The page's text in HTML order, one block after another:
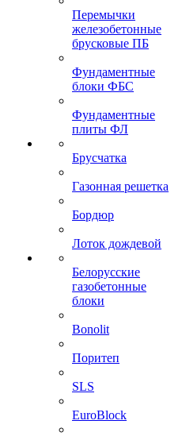
Перемычки
железобетонные
брусковые ПБ
Фундаментные
блоки ФБС
Фундаментные
плиты ФЛ
Брусчатка
Газонная решетка
Бордюр
Лоток дождевой
Белорусские
газобетонные
блоки
Bonolit
Поритеп
SLS
EuroBlock